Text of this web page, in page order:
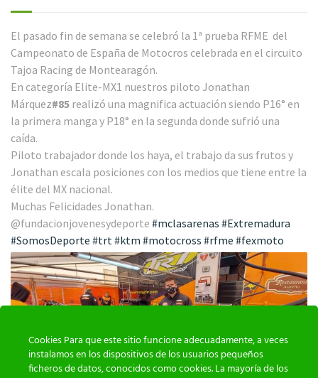
El pasado fin de semana se celebró la 1ª prueba RFME del
Campeonato de España de Motocros celebrada en el circuito
Tajoa Racing de Montearagón.
En categoría Elite-MX1 nuestros piloto Jonathan
Márquez#85 realizó una magnifica actuación siendo P16° en
la primera manga y P18° en la segunda donde sufrió una
caída.
Piloto trabajador donde los haya, el trabajo da sus frutos y
Jonathan escala posiciones con los medios que tiene entre la
élite del MX nacional.
Muchas Felicidades Jonathan.
@fundacionjovenesydeporte #mclasarenas #Extremadura
#SomosDeporte #trt #ktm #motocross #rfme #fexmoto
Cookies Para que este sitio funcione adecuadamente, a veces
instalamos en los dispositivos de los usuarios pequeños
ficheros de datos, conocidos como cookies. La mayoría de los